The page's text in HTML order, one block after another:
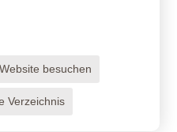
Website besuchen
Verzeichnis